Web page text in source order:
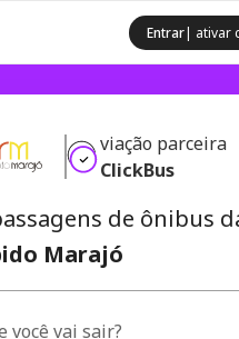
Entrar| ativar
viação parceira
ClickBus
de ônibus
Marajó